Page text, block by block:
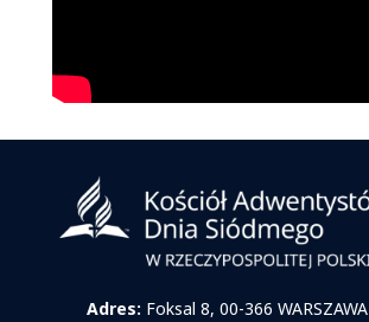
Adres: Foksal 8, 00-366 WARSZAWA